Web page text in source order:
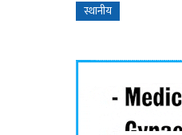
स्थानीय